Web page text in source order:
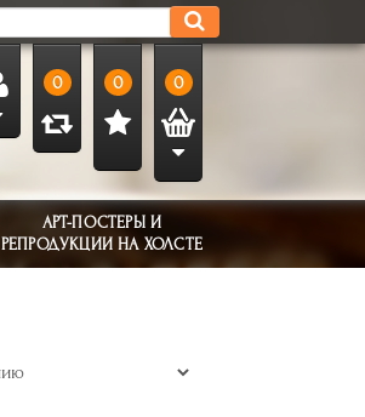
0 0 0
АРТ-ПОСТЕРЫ И
РЕПРОДУКЦИИ НА ХОЛСТЕ